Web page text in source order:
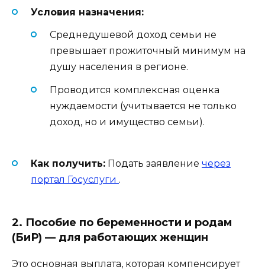
Условия назначения:
Среднедушевой доход семьи не
превышает прожиточный минимум на
душу населения в регионе.
Проводится комплексная оценка
нуждаемости (учитывается не только
доход, но и имущество семьи).
Как получить: Подать заявление через
портал Госуслуги .
2. Пособие по беременности и родам
(БиР) — для работающих женщин
Это основная выплата, которая компенсирует